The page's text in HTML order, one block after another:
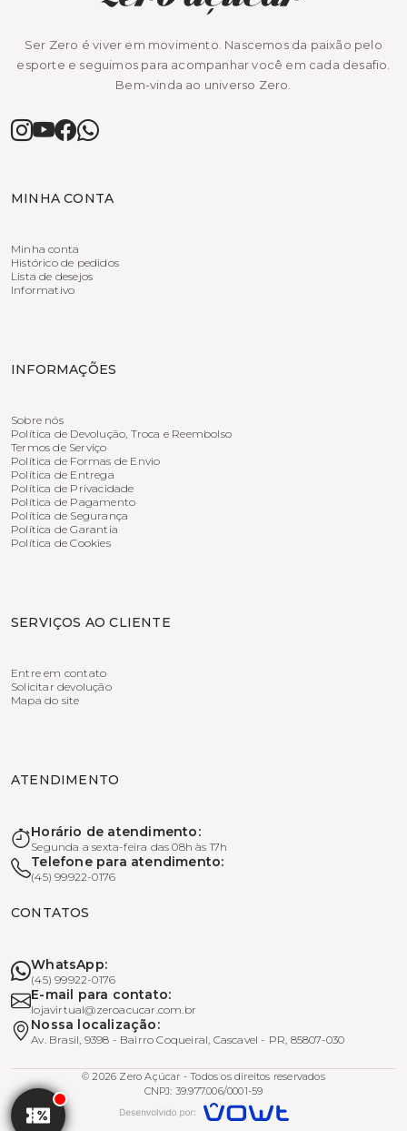
Ser Zero é viver em movimento. Nascemos da paixão pelo
esporte e seguimos para acompanhar você em cada desafio.
Bem-vinda ao universo Zero.
MINHA CONTA
Minha conta
Histórico de pedidos
Lista de desejos
Informativo
INFORMAÇÕES
Sobre nós
Política de Devolução, Troca e Reembolso
Termos de Serviço
Política de Formas de Envio
Política de Entrega
Política de Privacidade
Política de Pagamento
Política de Segurança
Política de Garantia
Política de Cookies
SERVIÇOS AO CLIENTE
Entre em contato
Solicitar devolução
Mapa do site
ATENDIMENTO
Horário de atendimento:
Segunda a sexta-feira das 08h às 17h
Telefone para atendimento:
(45) 99922-0176
CONTATOS
WhatsApp:
(45) 99922-0176
E-mail para contato:
lojavirtual@zeroacucar.com.br
Nossa localização:
Av. Brasil, 9398 - Bairro Coqueiral, Cascavel - PR, 85807-030
© 2026 Zero Açúcar - Todos os direitos reservados
CNPJ: 39.977.006/0001-59